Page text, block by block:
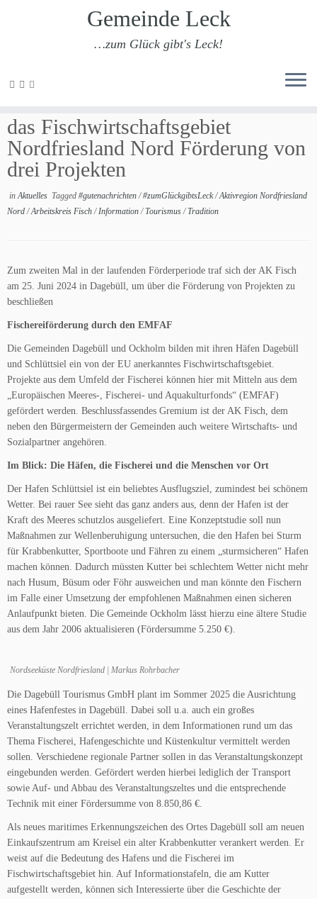
Zum
Gemeinde Leck
…zum Glück gibt's Leck!
das Fischwirtschaftsgebiet
Nordfriesland Nord Förderung von
drei Projekten
inAktuelles Tagged #gutenachrichten/#zumGlückgibtsLeck/Aktivregion Nordfriesland
Nord/Arbeitskreis Fisch/Information/Tourismus/Tradition
Zum zweiten Mal in der laufenden Förderperiode traf sich der AK Fisch
am 25. Juni 2024 in Dagebüll, um über die Förderung von Projekten zu
beschließen
Fischereiförderung durch den EMFAF
Die Gemeinden Dagebüll und Ockholm bilden mit ihren Häfen Dagebüll
und Schlüttsiel ein von der EU anerkanntes Fischwirtschaftsgebiet.
Projekte aus dem Umfeld der Fischerei können hier mit Mitteln aus dem
„Europäischen Meeres-, Fischerei- und Aquakulturfonds“ (EMFAF)
gefördert werden. Beschlussfassendes Gremium ist der AK Fisch, dem
neben den Bürgermeistern der Gemeinden auch weitere Wirtschafts- und
Sozialpartner angehören.
Im Blick: Die Häfen, die Fischerei und die Menschen vor Ort
Der Hafen Schlüttsiel ist ein beliebtes Ausflugsziel, zumindest bei schönem
Wetter. Bei rauer See sieht das ganz anders aus, denn der Hafen ist der
Kraft des Meeres schutzlos ausgeliefert. Eine Konzeptstudie soll nun
Maßnahmen zur Wellenberuhigung untersuchen, die den Hafen bei Sturm
für Krabbenkutter, Sportboote und Fähren zu einem „sturmsicheren“ Hafen
machen können. Dadurch müssten Kutter bei schlechtem Wetter nicht mehr
nach Husum, Büsum oder Föhr ausweichen und man könnte den Fischern
im Falle einer Umsetzung der empfohlenen Maßnahmen einen sicheren
Anlaufpunkt bieten. Die Gemeinde Ockholm lässt hierzu eine ältere Studie
aus dem Jahr 2006 aktualisieren (Fördersumme 5.250 €).
Nordseeküste Nordfriesland | Markus Rohrbacher
Die Dagebüll Tourismus GmbH plant im Sommer 2025 die Ausrichtung
eines Hafenfestes in Dagebüll. Dabei soll u.a. auch ein großes
Veranstaltungszelt errichtet werden, in dem Informationen rund um das
Thema Fischerei, Hafengeschichte und Küstenkultur vermittelt werden
sollen. Verschiedene regionale Partner sollen in das Veranstaltungskonzept
eingebunden werden. Gefördert werden hierbei lediglich der Transport
sowie Auf- und Abbau des Veranstaltungszeltes und die entsprechende
Technik mit einer Fördersumme von 8.850,86 €.
Als neues maritimes Erkennungszeichen des Ortes Dagebüll soll am neuen
Einkaufszentrum am Kreisel ein alter Krabbenkutter verankert werden. Er
weist auf die Bedeutung des Hafens und die Fischerei im
Fischwirtschaftsgebiet hin. Auf Informationstafeln, die am Kutter
aufgestellt werden, können sich Interessierte über die Geschichte der